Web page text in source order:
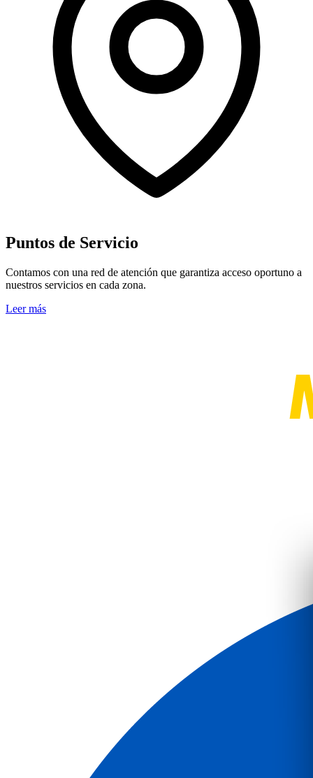
Puntos de Servicio
Contamos con una red de atención que garantiza acceso oportuno a
nuestros servicios en cada zona.
Leer más